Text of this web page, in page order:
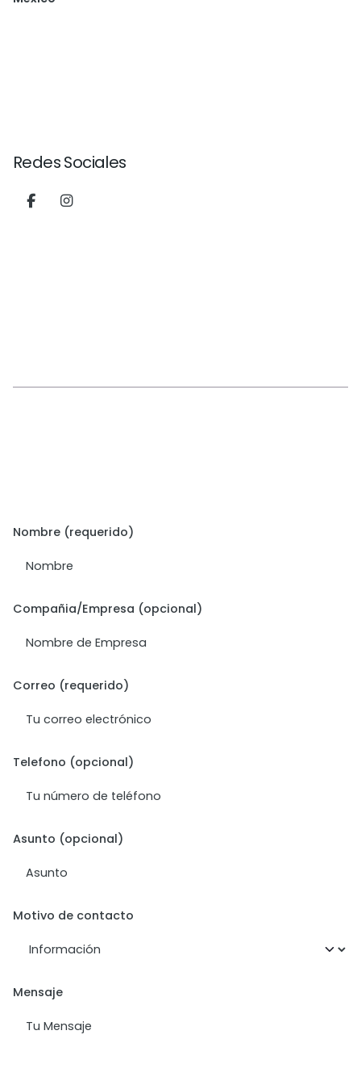
Redes Sociales
Nombre (requerido)
Compañia/Empresa (opcional)
Correo (requerido)
Telefono (opcional)
Asunto (opcional)
Motivo de contacto
Mensaje